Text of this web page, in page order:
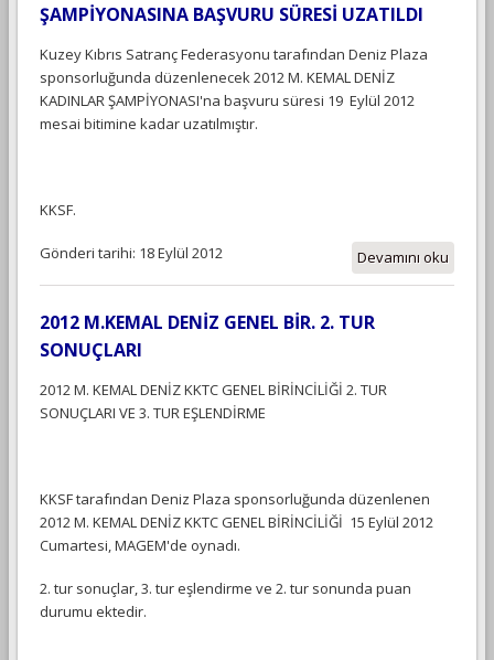
ŞAMPİYONASINA BAŞVURU SÜRESİ UZATILDI
Kuzey Kıbrıs Satranç Federasyonu tarafından Deniz Plaza
sponsorluğunda düzenlenecek 2012 M. KEMAL DENİZ
KADINLAR ŞAMPİYONASI'na başvuru süresi 19 Eylül 2012
mesai bitimine kadar uzatılmıştır.
KKSF.
Devamını oku
Gönderi tarihi: 18 Eylül 2012
2012 M.KEMAL DENİZ GENEL BİR. 2. TUR
SONUÇLARI
2012 M. KEMAL DENİZ KKTC GENEL BİRİNCİLİĞİ 2. TUR
SONUÇLARI VE 3. TUR EŞLENDİRME
KKSF tarafından Deniz Plaza sponsorluğunda düzenlenen
2012 M. KEMAL DENİZ KKTC GENEL BİRİNCİLİĞİ 15 Eylül 2012
Cumartesi, MAGEM'de oynadı.
2. tur sonuçlar, 3. tur eşlendirme ve 2. tur sonunda puan
durumu ektedir.